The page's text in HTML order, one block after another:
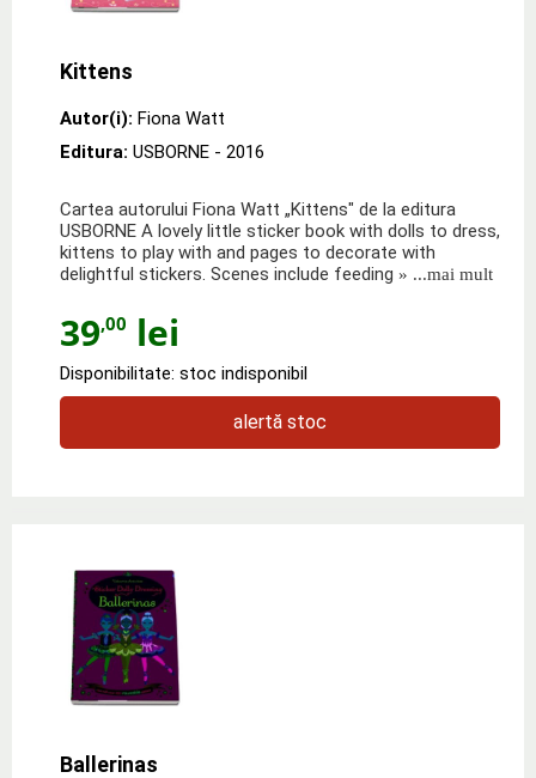
Kittens
Autor(i): Fiona Watt
Editura: USBORNE - 2016
Cartea autorului Fiona Watt „Kittens" de la editura
USBORNE A lovely little sticker book with dolls to dress,
kittens to play with and pages to decorate with
delightful stickers. Scenes include feeding » ...mai mult
39,00 lei
Disponibilitate: stoc indisponibil
alertă stoc
Ballerinas